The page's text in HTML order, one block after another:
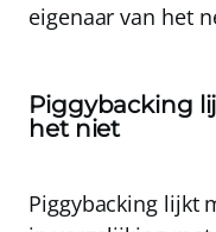
eigenaar van het
Piggybacking
het niet
Piggybacking lijkt